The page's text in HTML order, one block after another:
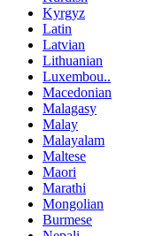
Kyrgyz
Latin
Latvian
Lithuanian
Luxembou..
Macedonian
Malagasy
Malay
Malayalam
Maltese
Maori
Marathi
Mongolian
Burmese